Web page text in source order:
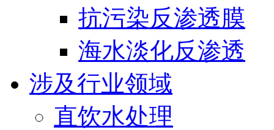
抗污染反渗透膜
海水淡化反渗透
涉及行业领域
直饮水处理